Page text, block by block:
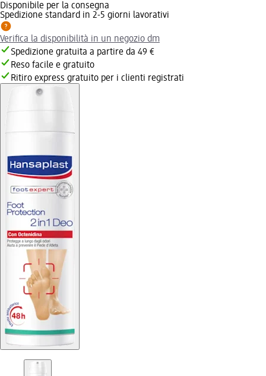
Disponibile per la consegna
Spedizione standard in 2-5 giorni lavorativi
Verifica la disponibilità in un negozio dm
Spedizione gratuita a partire da 49 €
Reso facile e gratuito
Ritiro express gratuito per i clienti registrati